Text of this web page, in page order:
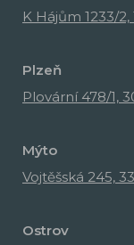
K Hájům 1233/
Plzeň
Plovární 478/1,
Mýto
Vojtěšská 245,
Ostrov